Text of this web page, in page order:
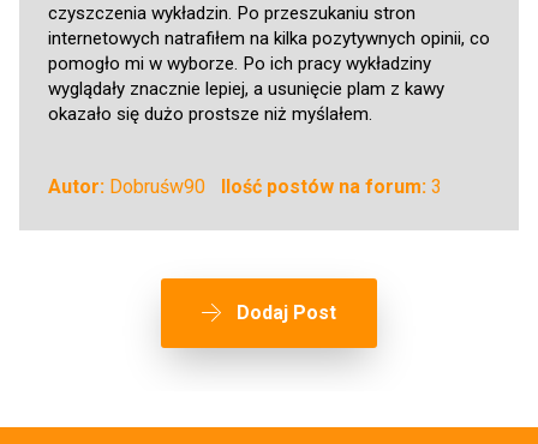
czyszczenia wykładzin. Po przeszukaniu stron
internetowych natrafiłem na kilka pozytywnych opinii, co
pomogło mi w wyborze. Po ich pracy wykładziny
wyglądały znacznie lepiej, a usunięcie plam z kawy
okazało się dużo prostsze niż myślałem.
Autor: Dobruśw90 Ilość postów na forum:3
Dodaj Post